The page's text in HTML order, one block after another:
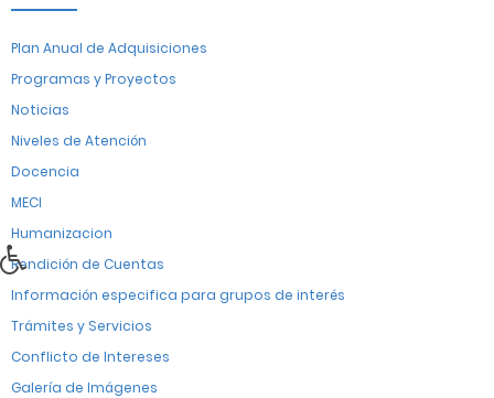
Plan Anual de Adquisiciones
Programas y Proyectos
Noticias
Niveles de Atención
Docencia
MECI
Humanizacion
Rendición de Cuentas
Información especifica para grupos de interés
Trámites y Servicios
Conflicto de Intereses
Galería de Imágenes